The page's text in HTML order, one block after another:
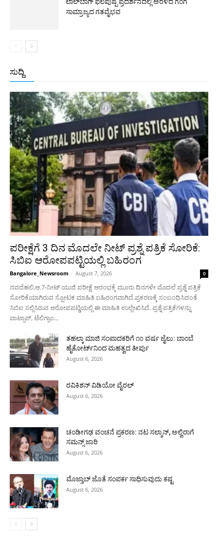
ಸಾಮ್ರಾಜ್ಯದ ಗತವೈಭವ
ಸುದ್ದಿ
ಪರೀಕ್ಷೆಗೆ 3 ದಿನ ಮೊದಲೇ ನೀಟ್ ಪ್ರಶ್ನೆ ಪತ್ರಿಕೆ ಸೋರಿಕೆ:
ಸಿಬಿಐ ಆರೋಪಪಟ್ಟಿಯಲ್ಲಿ ಬಹಿರಂಗ
Bangalore_Newsroom - August 7, 2026 0
ನವದೆಹಲಿ,ಆ.7-ನೀಟ್ ಯುಜಿ ಪರೀಕ್ಷೆ ಆರಂಭಕ್ಕೆ ಮೂರು ದಿನಗಳೇ ಮೊದಲೆ‌ ಪ್ರಶ್ನೆ ಪತ್ರಿಕೆ
ಸೋರಿಕೆಯಾಗಿರುವ ಸ್ಪೋಟಕ ಮಾಹಿತಿ ಬಹಿರಂಗವಾಗಿದೆ.ಪ್ರಕರಣಕ್ಕೆ ಸಂಬಂಧಿಸಿದಂತೆ
ಸಿಬಿಐ ಸಲ್ಲಿಸಿರುವ ಆರೋಪಪಟ್ಡಿಯಲ್ಲಿ ಈ ಮಾಹಿತಿ ಉಲ್ಲೇಖಿಸಿದೆ. ಪ್ರಶ್ನೆ ಪತ್ರಿಕೆಗಳನ್ನು
ವಾಟ್ಸಾಪ್, ಟೆಲಿಗ್ರಾಂ...
ತಹಲ್ಕಾ ಮಾಜಿ ಸಂಪಾದಕರಿಗೆ ೧೦ ವರ್ಷ ಜೈಲು: ಬಾಂಬೆ
ಹೈಕೋರ್ಟ್‌ನಿಂದ ಮಹತ್ವದ ತೀರ್ಪು
August 6, 2026
ರವಿಕಿಶನ್ ವಿಡಿಯೋ ವೈರಲ್
August 6, 2026
ಚಂಡೀಗಢ ವಂಚನೆ ಪ್ರಕರಣ: ನಟ ಸಲ್ಮಾನ್, ಅಲ್ವಿರಾಗೆ
ಸಮನ್ಸ್ ಜಾರಿ
August 6, 2026
ಮೊಜ್ತಾಬ್ ಜೊತೆ ಸಂಪರ್ಕ ಸಾಧಿಸುವುದು ಕಷ್ಟ
August 6, 2026